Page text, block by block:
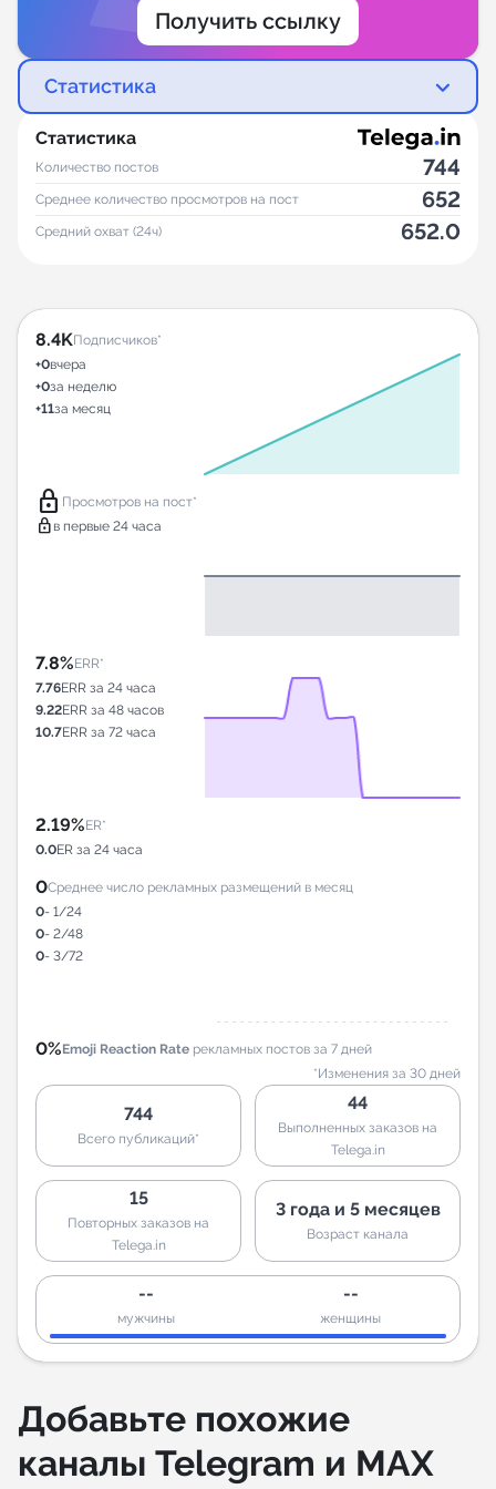
Получить ссылку
Статистика
Статистика
Количество постов 744
Среднее количество просмотров на пост 652
Средний охват (24ч) 652.0
8.4KПодписчиков*
+0вчера
+0за неделю
+11за месяц
lock Просмотров на пост*
lock в первые 24 часа
7.8%ERR*
7.76ERR за 24 часа
9.22ERR за 48 часов
10.7ERR за 72 часа
2.19%ER*
0.0ER за 24 часа
0Среднее число рекламных размещений в месяц
0- 1/24
0- 2/48
0- 3/72
0%Emoji Reaction Rate рекламных постов за 7 дней
*Изменения за 30 дней
744
Всего публикаций*
44
Выполненных заказов на
Telega.in
15
Повторных заказов на
Telega.in
3 года и 5 месяцев
Возраст канала
--
мужчины
--
женщины
Добавьте похожие
каналы Telegram и MAX